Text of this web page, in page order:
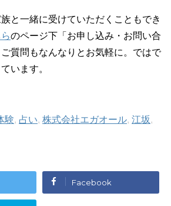
と一緒に受けていただくこともでき
のページ下「お申し込み・お問い合
質問もなんなりとお気軽に。ではで
います。
験, 占い, 株式会社エガオール, 江坂,
Facebook